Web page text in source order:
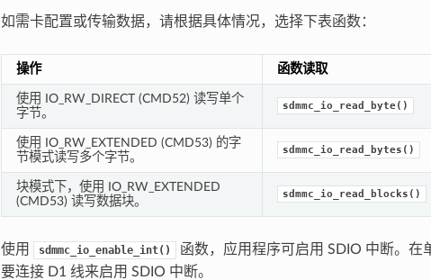
如需卡配置或传输数据，请根据具体情况，选择下表函数：
操作 函数读取
使用 IO_RW_DIRECT (CMD52) 读写单个
字节。
sdmmc_io_read_byte()
使用 IO_RW_EXTENDED (CMD53) 的字
节模式读写多个字节。
sdmmc_io_read_bytes()
块模式下，使用 IO_RW_EXTENDED
(CMD53) 读写数据块。
sdmmc_io_read_blocks()
使用 sdmmc_io_enable_int()
函数，应用程序可启用 SDIO 中断。在
要连接 D1 线来启用 SDIO 中断。